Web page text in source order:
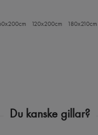
120x200cm 180x210cm